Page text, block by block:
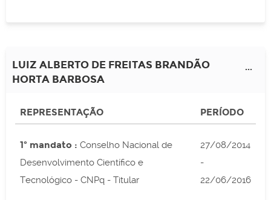
LUIZ ALBERTO DE FREITAS BRANDÃO
HORTA BARBOSA
...
REPRESENTAÇÃO PERÍODO
1º mandato : Conselho Nacional de
Desenvolvimento Científico e
Tecnológico - CNPq - Titular
27/08/2014
-
22/06/2016